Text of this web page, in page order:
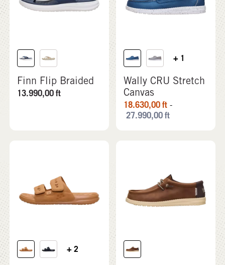
Finn Flip Braided
13.990,00ft
+ 1
Wally CRU Stretch
Canvas
18.630,00ft -
27.990,00ft
+ 2